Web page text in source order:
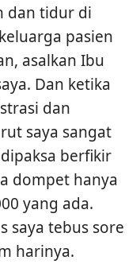
dan tidur di
pasien
asalkan Ibu
Dan ketika
dan
saya sangat
berfikir
dompet hanya
yang ada.
saya tebus sore
harinya.